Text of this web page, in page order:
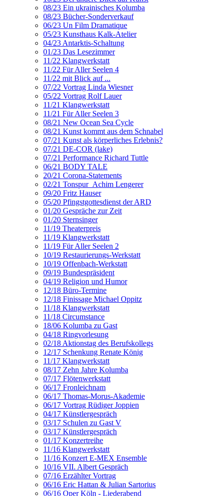
08/23 Ein ukrainisches Kolumba
08/23 Bücher-Sonderverkauf
06/23 Un Film Dramatique
05/23 Kunsthaus Kalk-Atelier
04/23 Antarktis-Schaltung
01/23 Das Lesezimmer
11/22 Klangwerkstatt
11/22 Für Aller Seelen 4
11/22 mit Blick auf ...
07/22 Vortrag Linda Wiesner
05/22 Vortrag Rolf Lauer
11/21 Klangwerkstatt
11/21 Für Aller Seelen 3
08/21 New Ocean Sea Cycle
08/21 Kunst kommt aus dem Schnabel
07/21 Kunst als körperliches Erlebnis?
07/21 DE-COR (lake)
07/21 Performance Richard Tuttle
06/21 BODY TALE
20/21 Corona-Statements
02/21 Tonspur_Achim Lengerer
09/20 Fritz Hauser
05/20 Pfingstgottesdienst der ARD
01/20 Gespräche zur Zeit
01/20 Sternsinger
11/19 Theaterpreis
11/19 Klangwerkstatt
11/19 Für Aller Seelen 2
10/19 Restaurierungs-Werkstatt
10/19 Offenbach-Werkstatt
09/19 Bundespräsident
04/19 Religion und Humor
12/18 Büro-Termine
12/18 Finissage Michael Oppitz
11/18 Klangwerkstatt
11/18 Circumstance
18/06 Kolumba zu Gast
04/18 Ringvorlesung
02/18 Aktionstag des Berufskollegs
12/17 Schenkung Renate König
11/17 Klangwerkstatt
08/17 Zehn Jahre Kolumba
07/17 Flötenwerkstatt
06/17 Fronleichnam
06/17 Thomas-Morus-Akademie
06/17 Vortrag Rüdiger Joppien
04/17 Künstlergespräch
03/17 Schulen zu Gast V
03/17 Künstlergespräch
01/17 Konzertreihe
11/16 Klangwerkstatt
11/16 Konzert E-MEX Ensemble
10/16 VII. Albert Gespräch
07/16 Erzählter Vortrag
06/16 Eric Hattan & Julian Sartorius
06/16 Oper Köln - Liederabend